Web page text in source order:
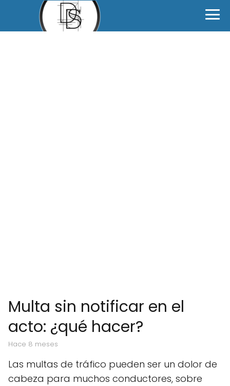
Multa sin notificar en el
acto: ¿qué hacer?
hace 8 meses
Las multas de tráfico pueden ser un dolor de
cabeza para muchos conductores, sobre